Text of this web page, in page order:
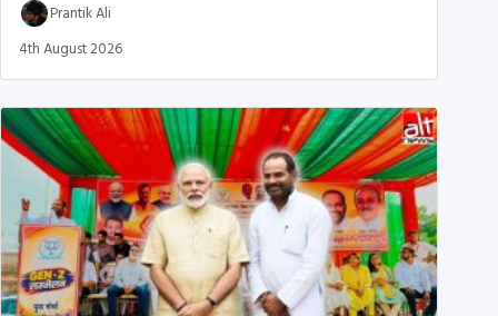
Prantik Ali
4th August 2026